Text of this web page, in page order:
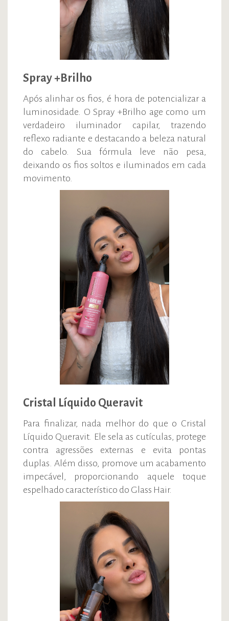
Spray +Brilho
Após alinhar os fios, é hora de potencializar a
luminosidade. O Spray +Brilho age como um
verdadeiro iluminador capilar, trazendo
reflexo radiante e destacando a beleza natural
do cabelo. Sua fórmula leve não pesa,
deixando os fios soltos e iluminados em cada
movimento.
Cristal Líquido Queravit
Para finalizar, nada melhor do que o Cristal
Líquido Queravit. Ele sela as cutículas, protege
contra agressões externas e evita pontas
duplas. Além disso, promove um acabamento
impecável, proporcionando aquele toque
espelhado característico do Glass Hair.